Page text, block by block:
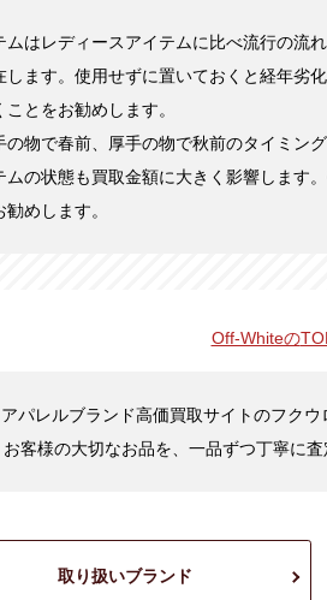
ムはレディースアイテムに比べ流行の流
します。使用せずに置いておくと経年劣
とをお勧めします。
の物で春前、厚手の物で秋前のタイミン
ムの状態も買取金額に大きく影響します
めします。
Off-Whiteの
アパレルブランド高価買取サイトのフク
お客様の大切なお品を、一品ずつ丁寧に
取り扱いブランド